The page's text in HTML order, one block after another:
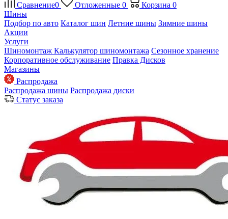
Сравнение0 Отложенные 0 Корзина 0
Шины
Подбор по авто Каталог шин Летние шины Зимние шины
Акции
Услуги
Шиномонтаж Калькулятор шиномонтажа Сезонное хранение
Корпоративное обслуживание Правка Дисков
Магазины
Распродажа
Распродажа шины Распродажа диски
Статус заказа